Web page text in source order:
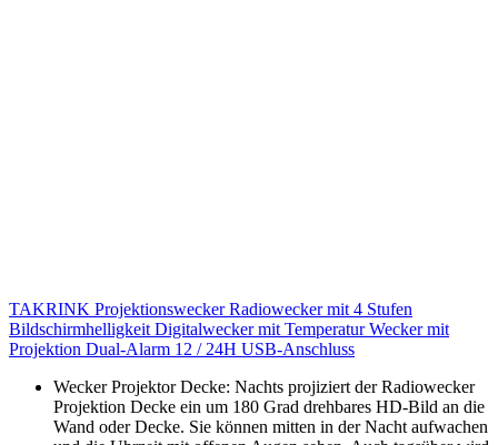
TAKRINK Projektionswecker Radiowecker mit 4 Stufen
Bildschirmhelligkeit Digitalwecker mit Temperatur Wecker mit
Projektion Dual-Alarm 12 / 24H USB-Anschluss
Wecker Projektor Decke: Nachts projiziert der Radiowecker
Projektion Decke ein um 180 Grad drehbares HD-Bild an die
Wand oder Decke. Sie können mitten in der Nacht aufwachen